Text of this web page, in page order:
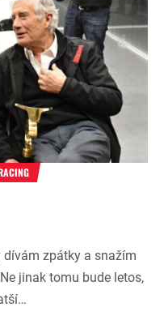
dívám zpátky a snažím
jinak tomu bude letos,